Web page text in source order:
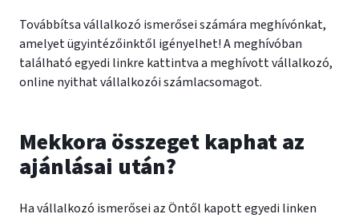
Továbbítsa vállalkozó ismerősei számára meghívónkat,
amelyet ügyintézőinktől igényelhet! A meghívóban
található egyedi linkre kattintva a meghívott vállalkozó,
online nyithat vállalkozói számlacsomagot.
Mekkora összeget kaphat az
ajánlásai után?
Ha vállalkozó ismerősei az Öntől kapott egyedi linken